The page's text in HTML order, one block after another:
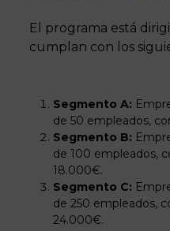
El programa está
cumplan con los
Segmento A:
de 50 empleados,
Segmento B:
de 100 empleados,
18.000€.
Segmento C:
de 250 empleados,
24.000€.